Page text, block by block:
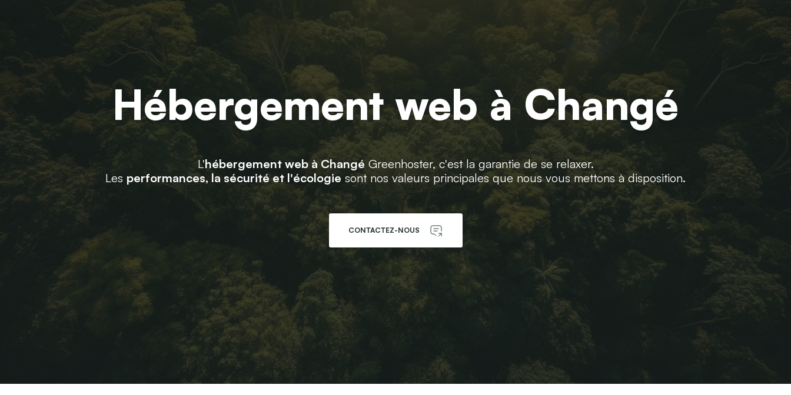
Hébergement web à Changé
L'hébergement web à Changé Greenhoster, c'est la garantie de se relaxer.
Les performances, la sécurité et l'écologie sont nos valeurs principales que nous vous mettons à disposition.
CONTACTEZ-NOUS